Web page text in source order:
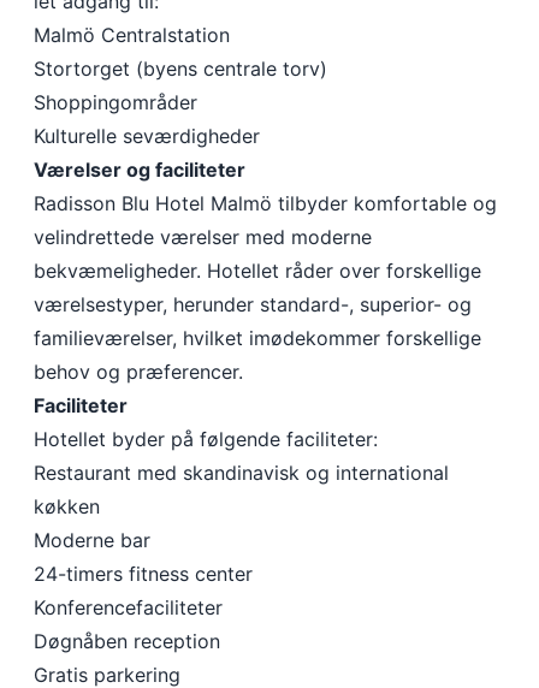
Malmö Centralstation
Stortorget (byens centrale torv)
Shoppingområder
Kulturelle seværdigheder
Værelser og faciliteter
Radisson Blu Hotel Malmö tilbyder komfortable og
velindrettede værelser med moderne
bekvæmeligheder. Hotellet råder over forskellige
værelsestyper, herunder standard-, superior- og
familieværelser, hvilket imødekommer forskellige
behov og præferencer.
Faciliteter
Hotellet byder på følgende faciliteter:
Restaurant med skandinavisk og international
køkken
Moderne bar
24-timers fitness center
Konferencefaciliteter
Døgnåben reception
Gratis parkering